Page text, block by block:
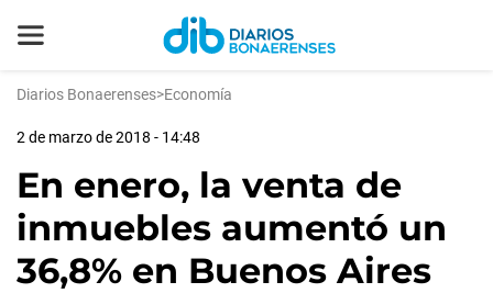
Diarios Bonaerenses>Economía
2 de marzo de 2018 - 14:48
En enero, la venta de
inmuebles aumentó un
36,8% en Buenos Aires